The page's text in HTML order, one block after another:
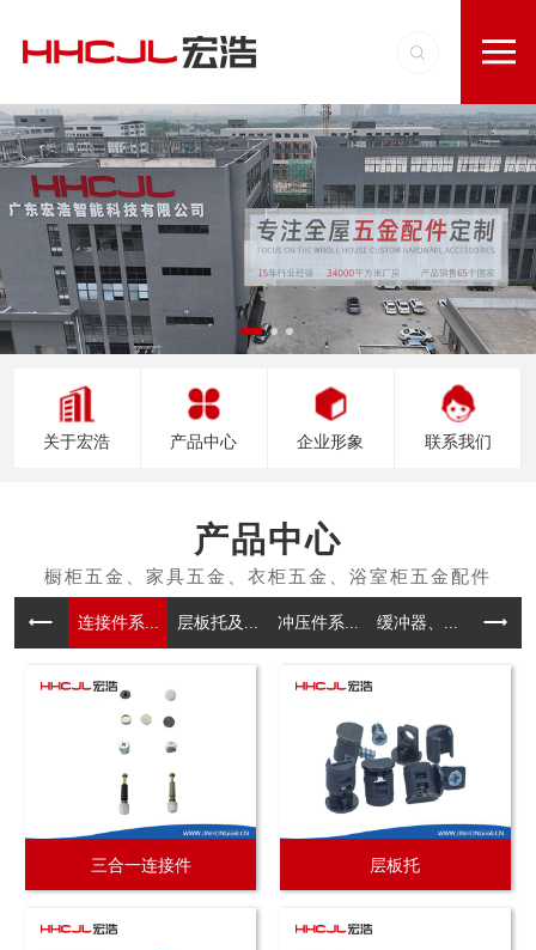
关于宏浩 产品中心 企业形象 联系我们
产品中心
连接件系... 层板托及... 冲压件系... 缓冲器、... 拉手
三合一连接件 层板托